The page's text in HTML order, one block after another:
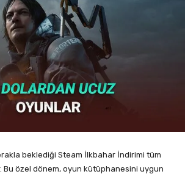
beklediği Steam İlkbahar İndirimi tüm
Bu özel dönem, oyun kütüphanesini uygun